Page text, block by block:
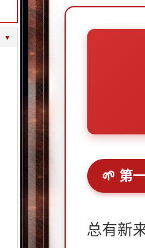
▾
🌱 第
总有新